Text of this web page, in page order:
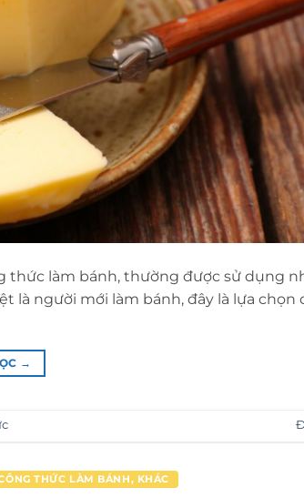
thức làm bánh, thường được sử dụng
là người mới làm bánh, đây là lựa chọn
→
THỨC LÀM BÁNH, KHÁC